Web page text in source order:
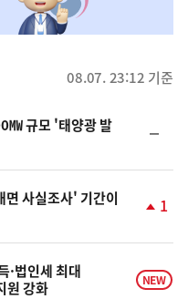
08.07. 23:12 기준
㎿ 규모 '태양광 발
일
사실조사' 기간이
계
승
1
·법인세 최대
강화
NEW